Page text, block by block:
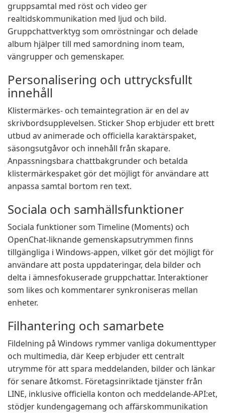
gruppsamtal med röst och video ger
realtidskommunikation med ljud och bild.
Gruppchattverktyg som omröstningar och delade
album hjälper till med samordning inom team,
vängrupper och gemenskaper.
Personalisering och uttrycksfullt
innehåll
Klistermärkes- och temaintegration är en del av
skrivbordsupplevelsen. Sticker Shop erbjuder ett brett
utbud av animerade och officiella karaktärspaket,
säsongsutgåvor och innehåll från skapare.
Anpassningsbara chattbakgrunder och betalda
klistermärkespaket gör det möjligt för användare att
anpassa samtal bortom ren text.
Sociala och samhällsfunktioner
Sociala funktioner som Timeline (Moments) och
OpenChat-liknande gemenskapsutrymmen finns
tillgängliga i Windows-appen, vilket gör det möjligt för
användare att posta uppdateringar, dela bilder och
delta i ämnesfokuserade gruppchattar. Interaktioner
som likes och kommentarer synkroniseras mellan
enheter.
Filhantering och samarbete
Fildelning på Windows rymmer vanliga dokumenttyper
och multimedia, där Keep erbjuder ett centralt
utrymme för att spara meddelanden, bilder och länkar
för senare åtkomst. Företagsinriktade tjänster från
LINE, inklusive officiella konton och meddelande-API:et,
stödjer kundengagemang och affärskommunikation